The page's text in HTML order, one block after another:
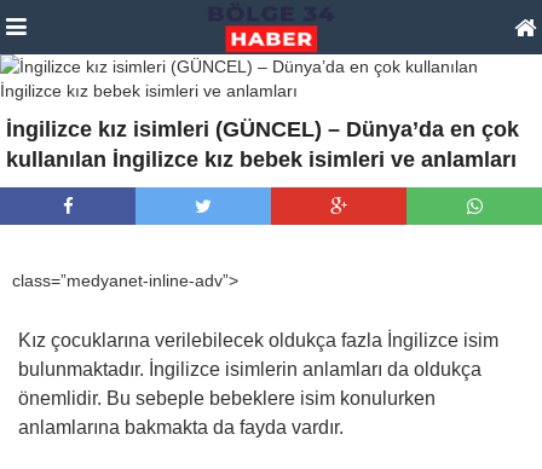
İngilizce kız isimleri (GÜNCEL) – Dünya’da en çok
kullanılan İngilizce kız bebek isimleri ve anlamları
class=”medyanet-inline-adv”>
Kız çocuklarına verilebilecek oldukça fazla İngilizce isim
bulunmaktadır. İngilizce isimlerin anlamları da oldukça
önemlidir. Bu sebeple bebeklere isim konulurken
anlamlarına bakmakta da fayda vardır.